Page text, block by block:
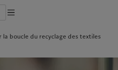
Gestion des cookies
la boucle du recyclage des textiles